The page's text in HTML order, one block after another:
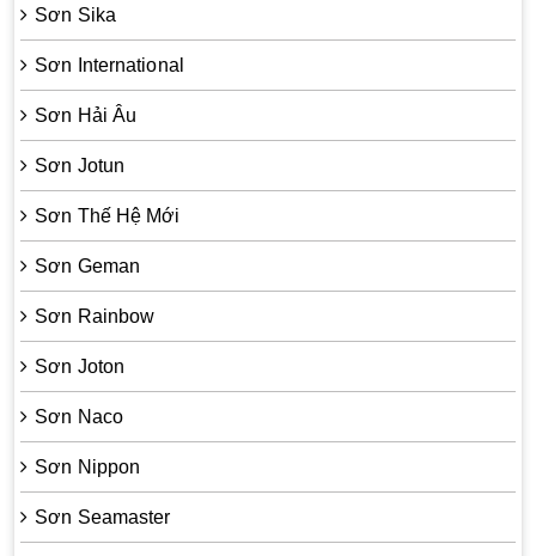
Sơn Sika
Sơn International
Sơn Hải Âu
Sơn Jotun
Sơn Thế Hệ Mới
Sơn Geman
Sơn Rainbow
Sơn Joton
Sơn Naco
Sơn Nippon
Sơn Seamaster